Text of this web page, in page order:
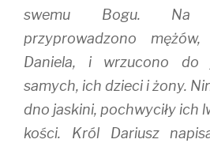
swemu Bogu. Na
przyprowadzono
Daniela, i wrzucono do
samych, ich dzieci i żony.
dno jaskini, pochwyciły ich
kości. Król Dariusz